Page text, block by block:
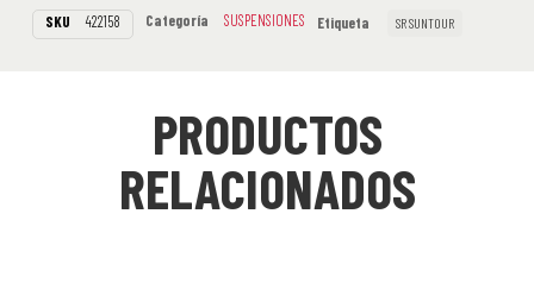
SKU 422158 Categoría SUSPENSIONES Etiqueta SR SUNTOUR
PRODUCTOS
RELACIONADOS